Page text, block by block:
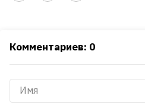
Комментариев: 0